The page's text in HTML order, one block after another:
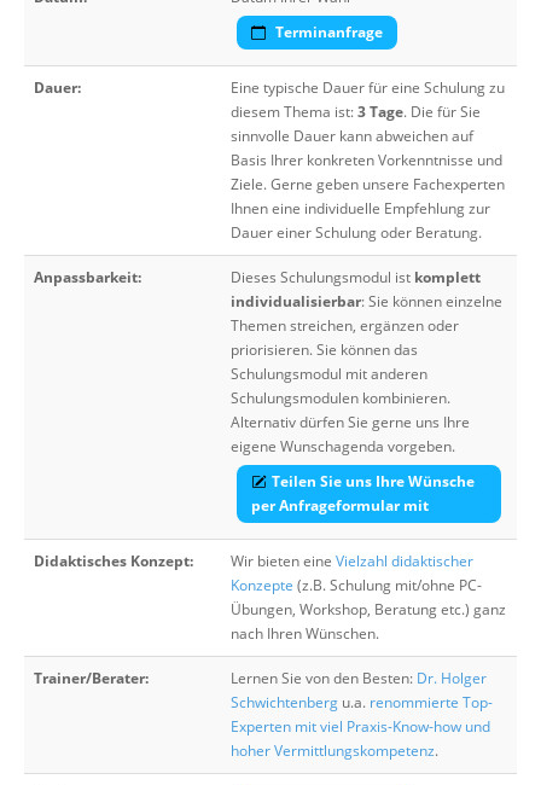
Terminanfrage
Dauer:
Eine typische Dauer für eine Schulung zu
diesem Thema ist:3 Tage. Die für Sie
sinnvolle Dauer kann abweichen auf
Basis Ihrer konkreten Vorkenntnisse und
Ziele. Gerne geben unsere Fachexperten
Ihnen eine individuelle Empfehlung zur
Dauer einer Schulung oder Beratung.
Anpassbarkeit: Dieses Schulungsmodul ist komplett
individualisierbar: Sie können einzelne
Themen streichen, ergänzen oder
priorisieren. Sie können das
Schulungsmodul mit anderen
Schulungsmodulen kombinieren.
Alternativ dürfen Sie gerne uns Ihre
eigene Wunschagenda vorgeben.
Teilen Sie uns Ihre Wünsche
per Anfrageformular mit
Didaktisches Konzept: Wir bieten eine Vielzahl didaktischer
Konzepte (z.B. Schulung mit/ohne PC-
Übungen, Workshop, Beratung etc.) ganz
nach Ihren Wünschen.
Trainer/Berater: Lernen Sie von den Besten: Dr. Holger
Schwichtenberg u.a. renommierte Top-
Experten mit viel Praxis-Know-how und
hoher Vermittlungskompetenz.